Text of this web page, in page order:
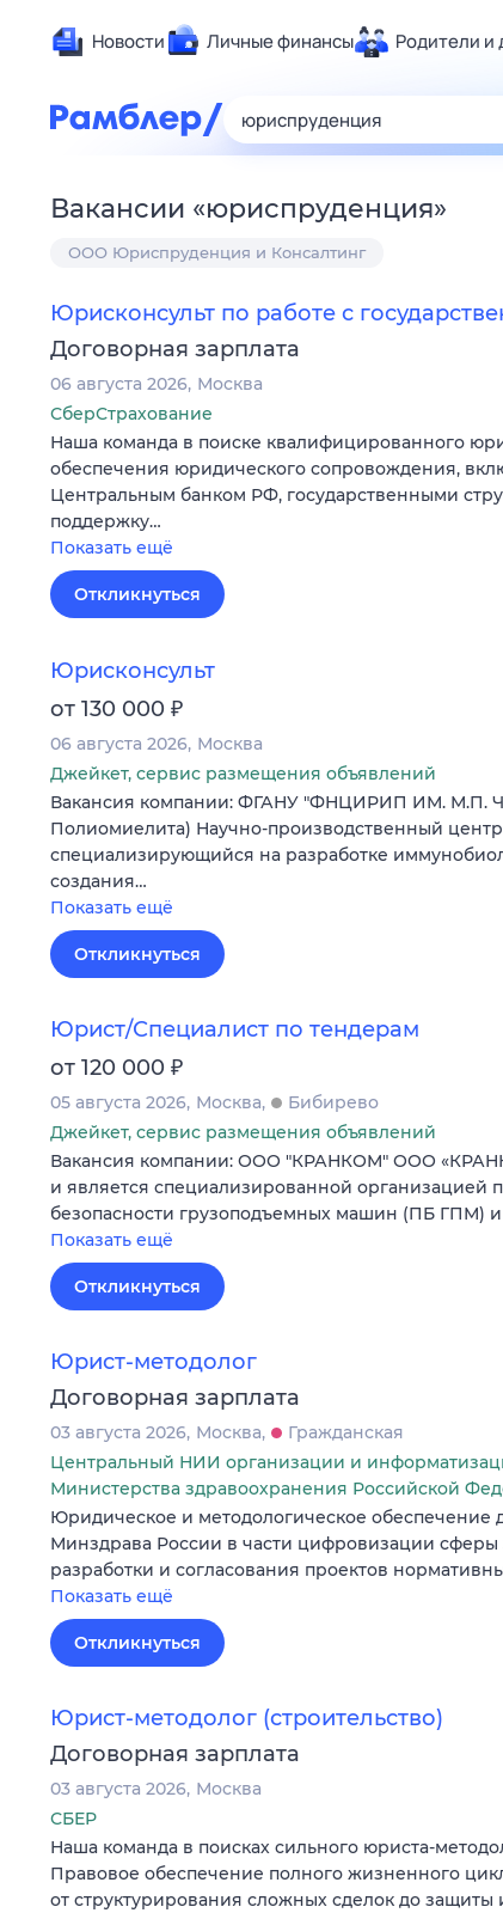
Новости Личные финансы Родители и
Спорт
Вакансии «юриспруденция»
ООО Юриспруденция и Консалтинг
Юрисконсульт по работе с
Договорная зарплата
06 августа 2026 Москва
СберСтрахование
Наша команда в поиске квалифицированного
обеспечения юридического сопровождения,
Центральным банком РФ, государственными
поддержку…
Показать ещё
Откликнуться
Юрисконсульт
от 130 000 ₽
06 августа 2026 Москва
Джейкет, сервис размещения объявлений
Вакансия компании: ФГАНУ "ФНЦИРИП ИМ. М.П.
Полиомиелита) Научно-производственный
специализирующийся на разработке
создания…
Показать ещё
Откликнуться
Юрист/Специалист по тендерам
от 120 000 ₽
05 августа 2026 Москва
Бибирево
Джейкет, сервис размещения объявлений
Вакансия компании: ООО "КРАНКОМ" ООО
и является специализированной организацией
безопасности грузоподъемных машин (ПБ ГПМ)
Показать ещё
Откликнуться
Юрист-методолог
Договорная зарплата
03 августа 2026 Москва
Гражданская
Центральный НИИ организации и
Министерства здравоохранения Российской
Юридическое и методологическое обеспечение
Минздрава России в части цифровизации
разработки и согласования проектов
Показать ещё
Откликнуться
Юрист-методолог (строительство)
Договорная зарплата
03 августа 2026 Москва
СБЕР
Наша команда в поисках сильного юриста-
Правовое обеспечение полного жизненного
от структурирования сложных сделок до